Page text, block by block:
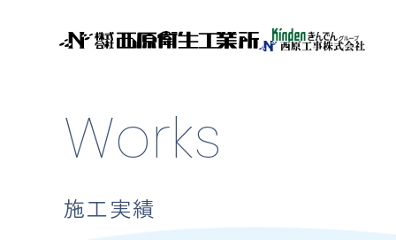
Works
施工実績